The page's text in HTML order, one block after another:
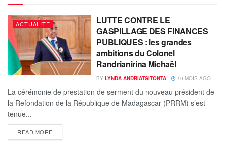
ACTUALITE
LUTTE CONTRE LE
GASPILLAGE DES FINANCES
PUBLIQUES : les grandes
ambitions du Colonel
Randrianirina Michaël
BY LYNDA ANDRIATSITONTA 10 MOIS AGO
La cérémonie de prestation de serment du nouveau président de
la Refondation de la République de Madagascar (PRRM) s’est
tenue...
READ MORE